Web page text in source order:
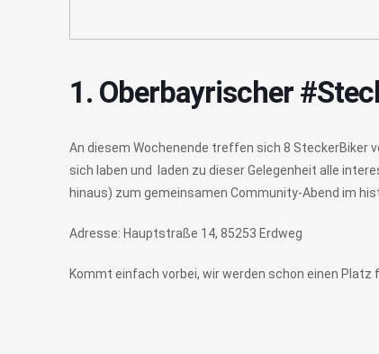
1. Oberbayrischer
An diesem Wochenende treffen sich 8 SteckerBiker
sich laben und laden zu dieser Gelegenheit alle
hinaus) zum gemeinsamen Community-Abend im
Adresse: Hauptstraße 14, 85253 Erdweg
Kommt einfach vorbei, wir werden schon einen Platz